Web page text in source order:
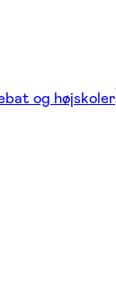
og højskoler